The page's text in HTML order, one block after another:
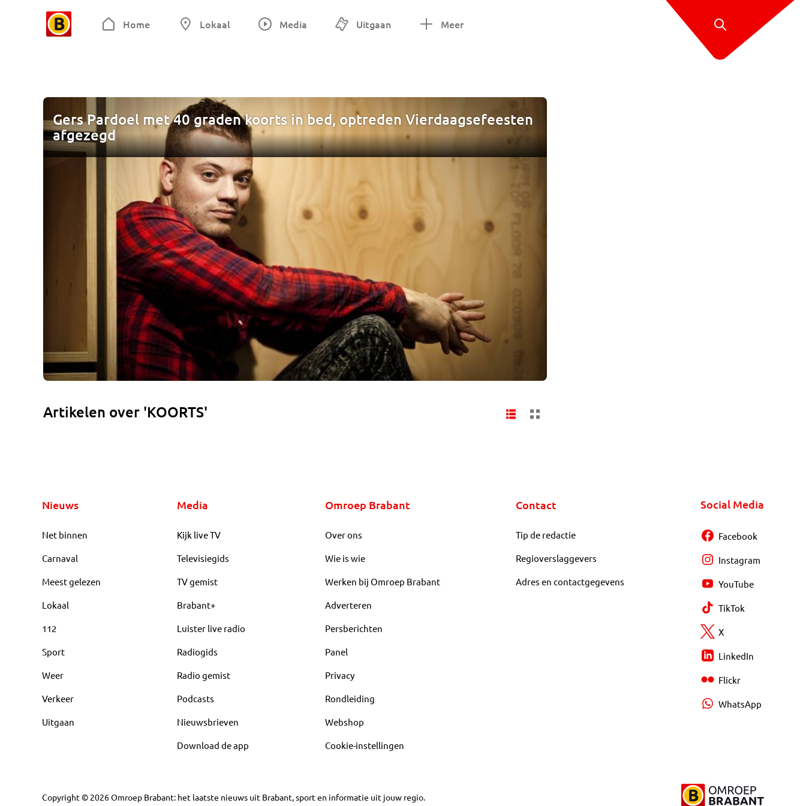
Home Lokaal Media Uitgaan Meer
Gers Pardoel met 40 graden koorts in bed, optreden Vierdaagsefeesten
afgezegd
Artikelen over 'KOORTS'
Nieuws
Net binnen
Carnaval
Meest gelezen
Lokaal
112
Sport
Weer
Verkeer
Uitgaan
Media
Kijk live TV
Televisiegids
TV gemist
Brabant+
Luister live radio
Radiogids
Radio gemist
Podcasts
Nieuwsbrieven
Download de app
Omroep Brabant
Over ons
Wie is wie
Werken bij Omroep Brabant
Adverteren
Persberichten
Panel
Privacy
Rondleiding
Webshop
Cookie-instellingen
Contact
Tip de redactie
Regioverslaggevers
Adres en contactgegevens
Social Media
Facebook
Instagram
YouTube
TikTok
X
LinkedIn
Flickr
WhatsApp
Copyright © 2026Omroep Brabant: het laatste nieuws uit Brabant, sport en informatie uit jouw regio.